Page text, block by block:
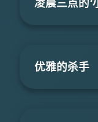
凌晨三点的‘
优雅的杀手